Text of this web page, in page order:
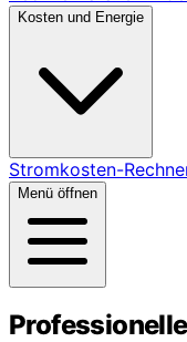
Kosten und Energie
Stromkosten-
Menü öffnen